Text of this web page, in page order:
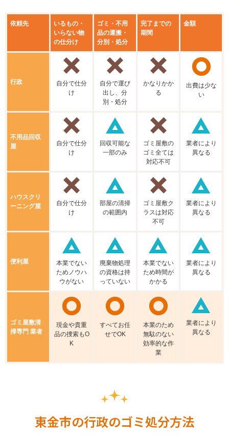
依頼先
いるもの・
いらない物
の仕分け
ゴミ・不用
品の運搬・
分別・処分
完了までの
期間
金額
行政
⾃分で仕分
け
⾃分で運び
出し、分
別・処分
かなりかか
る
出費は少な
い
不⽤品回収
屋
⾃分で仕分
け
回収可能な
⼀部のみ
ゴミ屋敷の
ゴミ全ては
対応不可
業者により
異なる
ハウスクリ
ーニング屋
⾃分で仕分
け
部屋の清掃
の範囲内
ゴミ屋敷ク
ラスは対応
不可
業者により
異なる
便利屋
本業でない
ためノウハ
ウがない
廃棄物処理
の資格は持
っていない
本業でない
ため時間が
かかる
業者により
異なる
ゴミ屋敷清
掃専門 業者
現⾦や貴重
品の捜索もO
K
すべてお任
せでOK
本業のため
無駄のない
効率的な作
業
業者により
異なる
東金市の行政のゴミ処分方法